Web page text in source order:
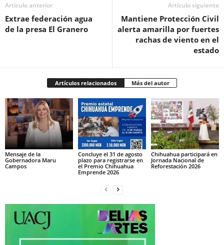
Artículo anterior
Extrae federación agua
de la presa El Granero
Artículo siguiente
Mantiene Protección Civil
alerta amarilla por fuertes
rachas de viento en el
estado
Artículos relacionados Más del autor
Mensaje de la
Gobernadora Maru
Campos
Concluye el 31 de agosto
plazo para registrarse en
el Premio Chihuahua
Emprende 2026
Chihuahua participará en
Jornada Nacional de
Reforestación 2026